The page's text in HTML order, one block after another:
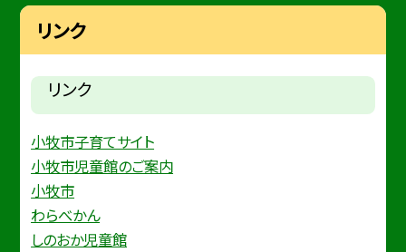
リンク
リンク
小牧市子育てサイト
小牧市児童館のご案内
小牧市
わらべかん
しのおか児童館